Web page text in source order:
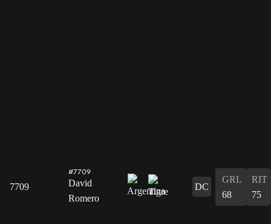
7709
#7709
David
Romero
DC
GRL
68
RIT
75